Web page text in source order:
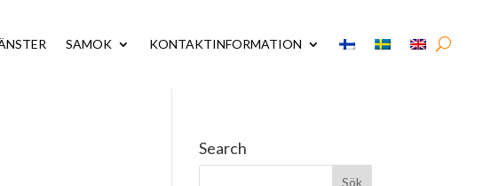
SAMOK KONTAKTINFORMATION
Search